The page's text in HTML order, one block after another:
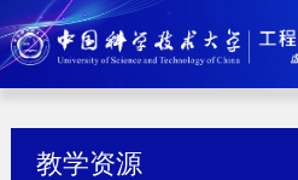
教学资源